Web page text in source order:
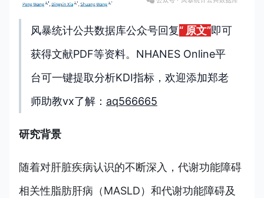
风暴统计公共数据库公众号回复“ 原文”即可
获得文献PDF等资料。NHANES Online平
台可一键提取分析KDI指标，欢迎添加郑老
师助教vx了解： aq566665
研究背景
随着对肝脏疾病认识的不断深入，代谢功能障碍
相关性脂肪肝病（MASLD）和代谢功能障碍及